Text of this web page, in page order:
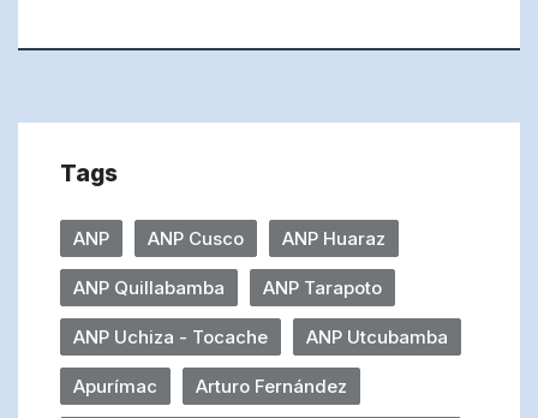
Tags
ANP ANP Cusco ANP Huaraz
ANP Quillabamba ANP Tarapoto
ANP Uchiza - Tocache ANP Utcubamba
Apurímac Arturo Fernández